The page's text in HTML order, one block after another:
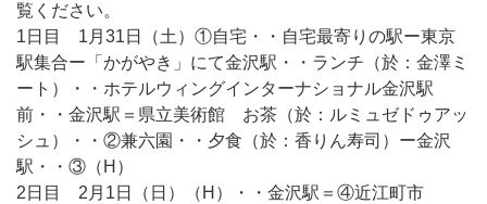
覧ください。
1日目 1月31日（土）①自宅・・自宅最寄りの駅ー東京
駅集合ー「かがやき」にて金沢駅・・ランチ（於：金澤ミ
ート）・・ホテルウィングインターナショナル金沢駅
前・・金沢駅＝県立美術館 お茶（於：ルミュゼドゥアッ
シュ）・・②兼六園・・夕食（於：香りん寿司）ー金沢
駅・・③（H）
2日目 2月1日（日）（H）・・金沢駅＝④近江町市